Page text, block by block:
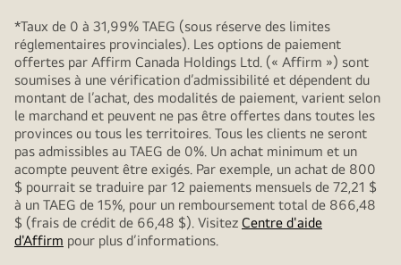
*Taux de 0 à 31,99% TAEG (sous réserve des limites
réglementaires provinciales). Les options de paiement
offertes par Affirm Canada Holdings Ltd. (« Affirm ») sont
soumises à une vérification d’admissibilité et dépendent du
montant de l’achat, des modalités de paiement, varient selon
le marchand et peuvent ne pas être offertes dans toutes les
provinces ou tous les territoires. Tous les clients ne seront
pas admissibles au TAEG de 0%. Un achat minimum et un
acompte peuvent être exigés. Par exemple, un achat de 800
$ pourrait se traduire par 12 paiements mensuels de 72,21 $
à un TAEG de 15%, pour un remboursement total de 866,48
$ (frais de crédit de 66,48 $). Visitez Centre d'aide
d'Affirm pour plus d’informations.